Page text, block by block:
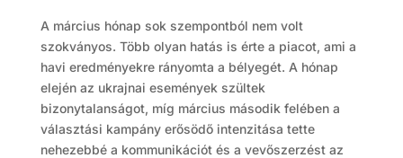
A március hónap sok szempontból nem volt
szokványos. Több olyan hatás is érte a piacot, ami a
havi eredményekre rányomta a bélyegét. A hónap
elején az ukrajnai események szültek
bizonytalanságot, míg március második felében a
választási kampány erősödő intenzitása tette
nehezebbé a kommunikációt és a vevőszerzést az